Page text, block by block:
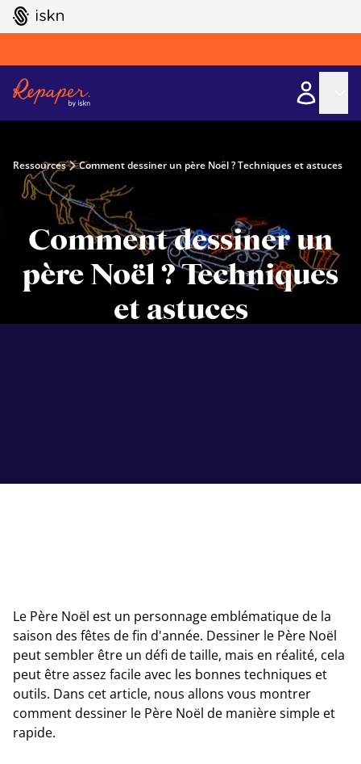
GO TO ISKN HOME
Ressources Comment dessiner un père Noël ? Techniques et astuces
Comment dessiner un
père Noël ? Techniques
et astuces
Le Père Noël est un personnage emblématique de la
saison des fêtes de fin d'année. Dessiner le Père Noël
peut sembler être un défi de taille, mais en réalité, cela
peut être assez facile avec les bonnes techniques et
outils. Dans cet article, nous allons vous montrer
comment dessiner le Père Noël de manière simple et
rapide.